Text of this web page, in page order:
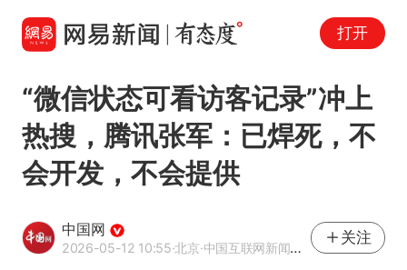
打开
“微信状态可看访客记录”冲上
热搜，腾讯张军：已焊死，不
会开发，不会提供
中国网
2026-05-12 10:55·北京·中国互联网新闻中心（中国网）官方网易号
关注